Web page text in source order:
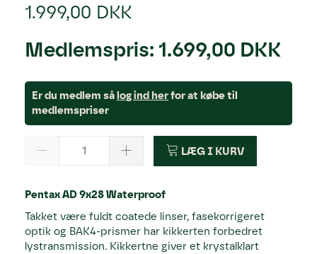
1.999,00 DKK
Medlemspris: 1.699,00 DKK
Er du medlem sålog ind herfor at købe til
medlemspriser
LÆG I KURV
Pentax AD 9x28 Waterproof
Takket være fuldt coatede linser, fasekorrigeret
optik og BAK4-prismer har kikkerten forbedret
lystransmission. Kikkertne giver et krystalklart